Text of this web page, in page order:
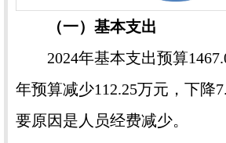
（一）基本支出
2024年基本支出预算
年预算减少112.25万元，下降
要原因是人员经费减少。